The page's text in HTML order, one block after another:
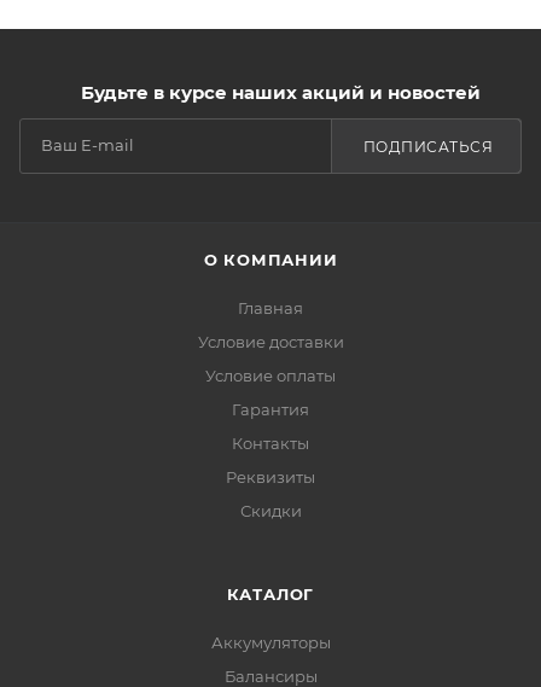
Будьте в курсе наших акций и новостей
ПОДПИСАТЬСЯ
О КОМПАНИИ
Главная
Условие доставки
Условие оплаты
Гарантия
Контакты
Реквизиты
Скидки
КАТАЛОГ
Аккумуляторы
Балансиры